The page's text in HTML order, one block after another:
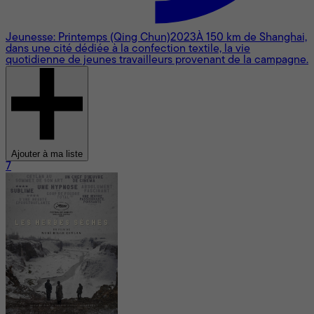
Jeunesse: Printemps (Qing Chun)2023À 150 km de Shanghai,
dans une cité dédiée à la confection textile, la vie
quotidienne de jeunes travailleurs provenant de la campagne.
Ajouter à ma liste
7